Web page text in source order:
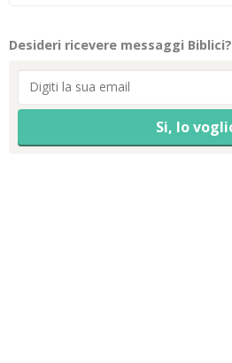
Desideri ricevere messaggi Biblici?